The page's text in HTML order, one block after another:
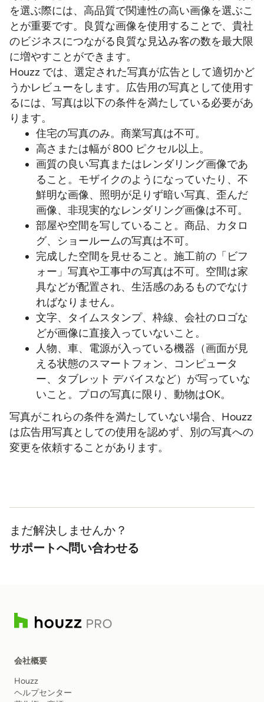
を選ぶ際には、高品質で関連性の高い画像を選ぶこ
とが重要です。良質な画像を使用することで、貴社
のビジネスにつながる良質な見込み客の数を最大限
に増やすことができます。
Houzz では、選定された写真が広告として適切かど
うかレビューをします。広告用の写真として使用す
るには、写真は以下の条件を満たしている必要があ
ります。
住宅の写真のみ。商業写真は不可。
高さまたは幅が 800 ピクセル以上。
画質の良い写真またはレンダリング画像であ
ること。モザイクのようになっていたり、不
鮮明な画像、照明が足りず暗い写真、歪んだ
画像、非現実的なレンダリング画像は不可。
部屋や空間を写していること。商品、カタロ
グ、ショールームの写真は不可。
完成した空間を見せること。施工前の「ビフ
ォー」写真や工事中の写真は不可。空間は家
具などが配置され、生活感のあるものでなけ
ればなりません。
文字、タイムスタンプ、枠線、会社のロゴな
どが画像に直接入っていないこと。
人物、車、電源が入っている機器（画面が見
える状態のスマートフォン、コンピュータ
ー、タブレット デバイスなど）が写っていな
いこと。プロの写真に限り、動物はOK。
写真がこれらの条件を満たしていない場合、Houzz
は広告用写真としての使用を認めず、別の写真への
変更を依頼することがあります。
まだ解決しませんか？
サポートへ問い合わせる
会社概要
Houzz
ヘルプセンター